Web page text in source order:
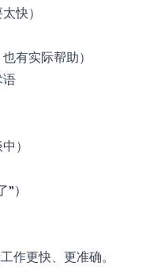
快）
有实际帮助）
语
）
）
作更快、更准确。